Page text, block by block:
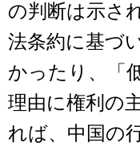
の判断は示さ
法条約に基づ
かったり、「
理由に権利の
れば、中国の